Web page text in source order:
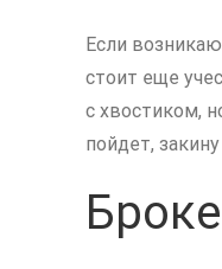
Если
стоит еще
с хвостиком,
пойдет,